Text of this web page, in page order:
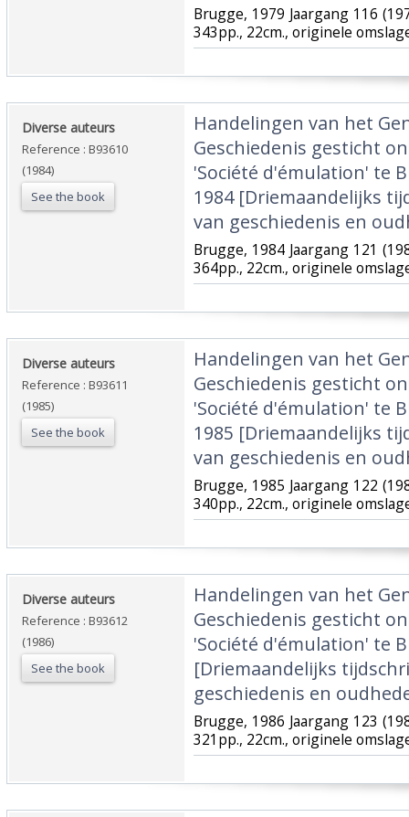
‎Brugge, 1979 Jaargang 116
343pp., 22cm., originele
‎Diverse auteurs‎
Reference : B93610
(1984)
See the book
‎Handelingen van het
Geschiedenis gesticht
'Société d'émulation' te
1984 [Driemaandelijks
van geschiedenis en
‎Brugge, 1984 Jaargang 121
364pp., 22cm., originele
‎Diverse auteurs‎
Reference : B93611
(1985)
See the book
‎Handelingen van het
Geschiedenis gesticht
'Société d'émulation' te
1985 [Driemaandelijks
van geschiedenis en
‎Brugge, 1985 Jaargang 122
340pp., 22cm., originele
‎Diverse auteurs‎
Reference : B93612
(1986)
See the book
‎Handelingen van het
Geschiedenis gesticht
'Société d'émulation' te
[Driemaandelijks
geschiedenis en
‎Brugge, 1986 Jaargang 123
321pp., 22cm., originele